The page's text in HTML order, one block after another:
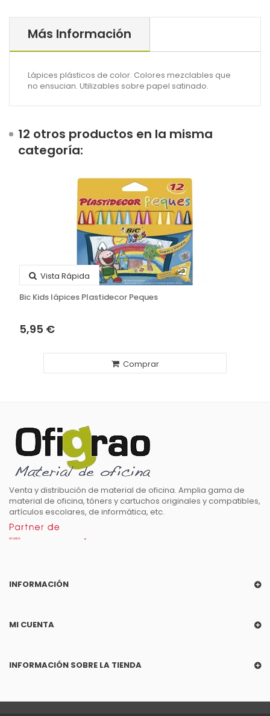
Más Información
Lápices plásticos de color. Colores mezclables que
no ensucian. Utilizables sobre papel satinado.
12 otros productos en la misma
categoría:
Vista Rápida
Bic Kids lápices Plastidecor Peques
5,95 €
Comprar
Venta y distribución de material de oficina. Amplia gama de
material de oficina, tóners y cartuchos originales y compatibles,
artículos escolares, de informática, etc.
INFORMACIÓN
MI CUENTA
INFORMACIÓN SOBRE LA TIENDA